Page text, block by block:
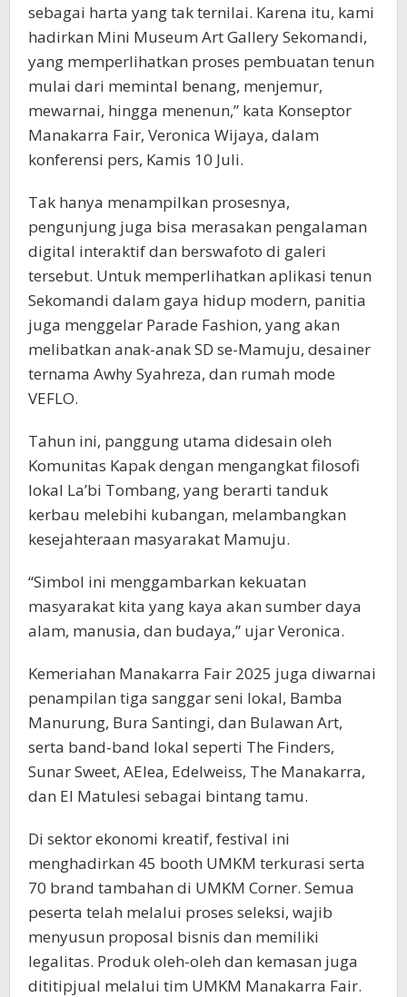
sebagai harta yang tak ternilai. Karena itu, kami
hadirkan Mini Museum Art Gallery Sekomandi,
yang memperlihatkan proses pembuatan tenun
mulai dari memintal benang, menjemur,
mewarnai, hingga menenun,” kata Konseptor
Manakarra Fair, Veronica Wijaya, dalam
konferensi pers, Kamis 10 Juli.
Tak hanya menampilkan prosesnya,
pengunjung juga bisa merasakan pengalaman
digital interaktif dan berswafoto di galeri
tersebut. Untuk memperlihatkan aplikasi tenun
Sekomandi dalam gaya hidup modern, panitia
juga menggelar Parade Fashion, yang akan
melibatkan anak-anak SD se-Mamuju, desainer
ternama Awhy Syahreza, dan rumah mode
VEFLO.
Tahun ini, panggung utama didesain oleh
Komunitas Kapak dengan mengangkat filosofi
lokal La’bi Tombang, yang berarti tanduk
kerbau melebihi kubangan, melambangkan
kesejahteraan masyarakat Mamuju.
“Simbol ini menggambarkan kekuatan
masyarakat kita yang kaya akan sumber daya
alam, manusia, dan budaya,” ujar Veronica.
Kemeriahan Manakarra Fair 2025 juga diwarnai
penampilan tiga sanggar seni lokal, Bamba
Manurung, Bura Santingi, dan Bulawan Art,
serta band-band lokal seperti The Finders,
Sunar Sweet, AElea, Edelweiss, The Manakarra,
dan El Matulesi sebagai bintang tamu.
Di sektor ekonomi kreatif, festival ini
menghadirkan 45 booth UMKM terkurasi serta
70 brand tambahan di UMKM Corner. Semua
peserta telah melalui proses seleksi, wajib
menyusun proposal bisnis dan memiliki
legalitas. Produk oleh-oleh dan kemasan juga
dititipjual melalui tim UMKM Manakarra Fair.